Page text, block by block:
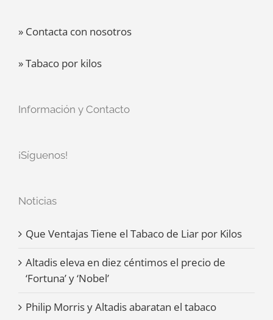
» Contacta con nosotros
» Tabaco por kilos
Información y Contacto
¡Síguenos!
Noticias
Que Ventajas Tiene el Tabaco de Liar por Kilos
Altadis eleva en diez céntimos el precio de
‘Fortuna’ y ‘Nobel’
Philip Morris y Altadis abaratan el tabaco